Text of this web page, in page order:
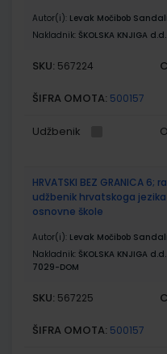
Autor(i): Levak Močibob
Nakladnik: ŠKOLSKA KNJIGA d.d.
SKU: 567224
ŠIFRA OMOTA: 500157
Udžbenik
HRVATSKI BEZ GRANICA
udžbenik hrvatskoga
osnovne škole
Autor(i): Levak Močibob
Nakladnik: ŠKOLSKA KNJIGA d.d.
7029-DOM
SKU: 567225
ŠIFRA OMOTA: 500157